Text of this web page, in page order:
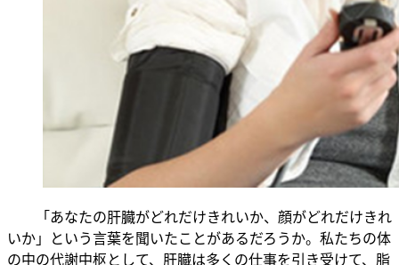
「あなたの肝臓がどれだけきれいか、顔がどれだけきれ
いか」という言葉を聞いたことがあるだろうか。私たちの体
の中の代謝中枢として、肝臓は多くの仕事を引き受けて、脂